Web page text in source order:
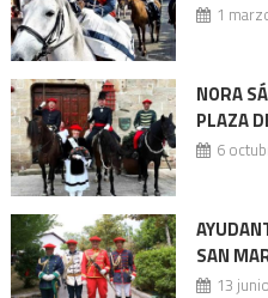
1
NORA
PLAZA
6
SAN
13